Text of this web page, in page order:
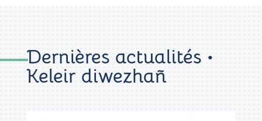
Dernières actualités •
Keleir diwezhañ